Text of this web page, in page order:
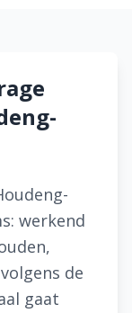
werkend
de
gaat